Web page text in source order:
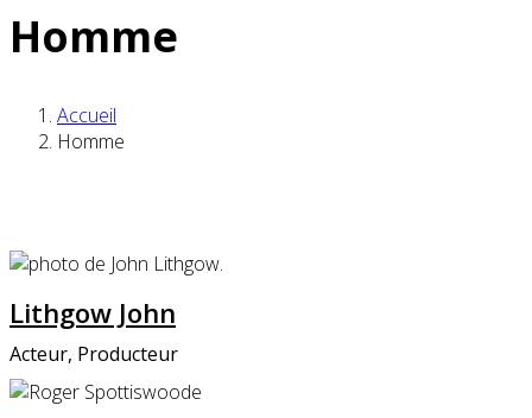
Homme
Accueil
Homme
Lithgow John
Acteur, Producteur